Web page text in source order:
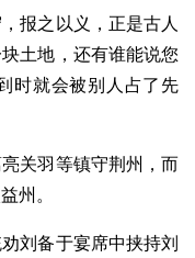
报之以义，正是古人
土地，还有谁能说您
时就会被别人占了先
关羽等镇守荆州，而
州。
刘备于宴席中挟持刘